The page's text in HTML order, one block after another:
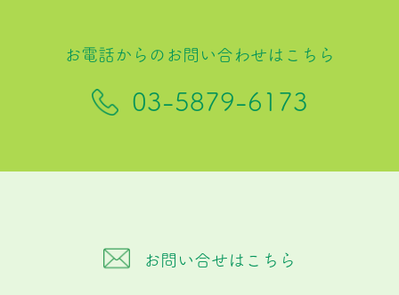
お電話からのお問い合わせはこちら
03-5879-6173
お問い合せはこちら